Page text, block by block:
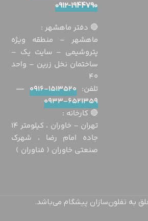
1944790-0912
🔴 دفتر ماهشهر :
ماهشهر – منطقه ویژه
پتروشیمی – سایت یک –
ساختمان نخل زرین – واحد
40
تلفن:1513520-0916
—
6521359-0933
🔴 كارخانه :
تهران – خاوران ، كيلومتر ١٤
جاده امام رضا ، شهرك
صنعتی خاوران ( فناوران )
به تفلون‌سازان پیشگام می‌باشد.